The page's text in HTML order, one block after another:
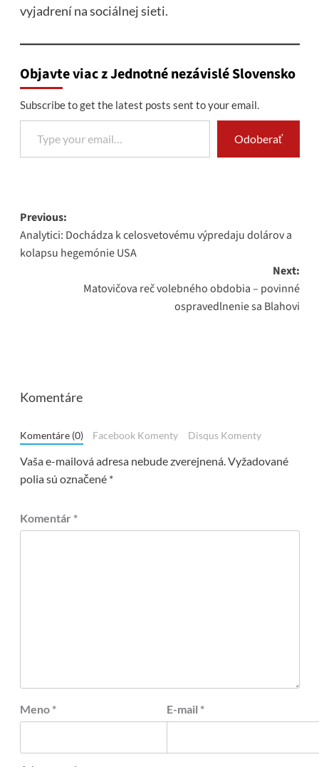
vyjadrení na sociálnej sieti.
Objavte viac z Jednotné nezávislé Slovensko
Subscribe to get the latest posts sent to your email.
Type your email…
Odoberať
Post
navigation
Previous:
Analytici: Dochádza k celosvetovému výpredaju dolárov a
kolapsu hegemónie USA
Next:
Matovičova reč volebného obdobia – povinné
ospravedlnenie sa Blahovi
Komentáre
Komentáre (0) Facebook Komenty Disqus Komenty
Vaša e-mailová adresa nebude zverejnená.Vyžadované
polia sú označené *
Komentár *
Meno * E-mail *